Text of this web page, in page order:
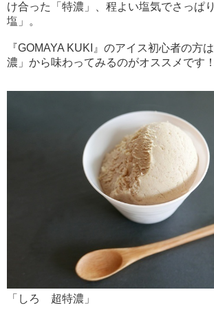
け合った「特濃」、程よい塩気でさっぱ
塩」。
『GOMAYA KUKI』のアイス初心者の方
濃」から味わってみるのがオススメです！
「しろ 超特濃」